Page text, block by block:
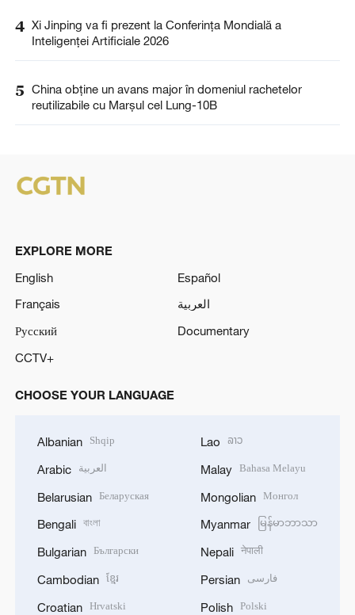
4 Xi Jinping va fi prezent la Conferința Mondială a
Inteligenței Artificiale 2026
5 China obține un avans major în domeniul rachetelor
reutilizabile cu Marșul cel Lung-10B
EXPLORE MORE
English
Español
Français
العربية
Русский
Documentary
CCTV+
CHOOSE YOUR LANGUAGE
Albanian Shqip
Arabic العربية
Belarusian Беларуская
Bengali বাংলা
Bulgarian Български
Cambodian ខ្មែរ
Croatian Hrvatski
Lao ລາວ
Malay Bahasa Melayu
Mongolian Монгол
Myanmar မြန်မာဘာသာ
Nepali नेपाली
Persian فارسی
Polish Polski